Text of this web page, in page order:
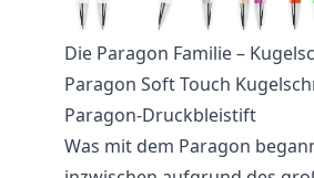
Die Paragon Familie –
Paragon Soft Touch
Paragon-Druckbleistift
Was mit dem Paragon